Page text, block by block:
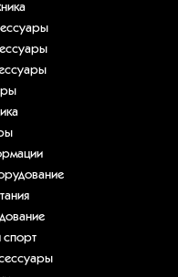
спорт